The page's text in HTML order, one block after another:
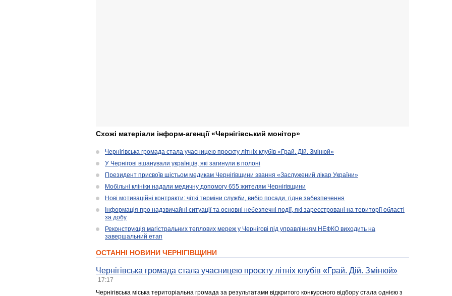
Схожі матеріали інформ-агенції «Чернігівський монітор»
Чернігівська громада стала учасницею проєкту літніх клубів «Грай. Дій. Змінюй»
У Чернігові вшанували українців, які загинули в полоні
Президент присвоїв шістьом медикам Чернігівщини звання «Заслужений лікар України»
Мобільні клініки надали медичну допомогу 655 жителям Чернігівщини
Нові мотиваційні контракти: чіткі терміни служби, вибір посади, гідне забезпечення
Інформація про надзвичайні ситуації та основні небезпечні події, які зареєстровані на території області
за добу
Реконструкція магістральних теплових мереж у Чернігові під управлінням НЕФКО виходить на
завершальний етап
ОСТАННІ НОВИНИ ЧЕРНІГІВЩИНИ
Чернігівська громада стала учасницею проєкту літніх клубів «Грай. Дій. Змінюй»
17:17
Чернігівська міська територіальна громада за результатами відкритого конкурсного відбору стала однією з